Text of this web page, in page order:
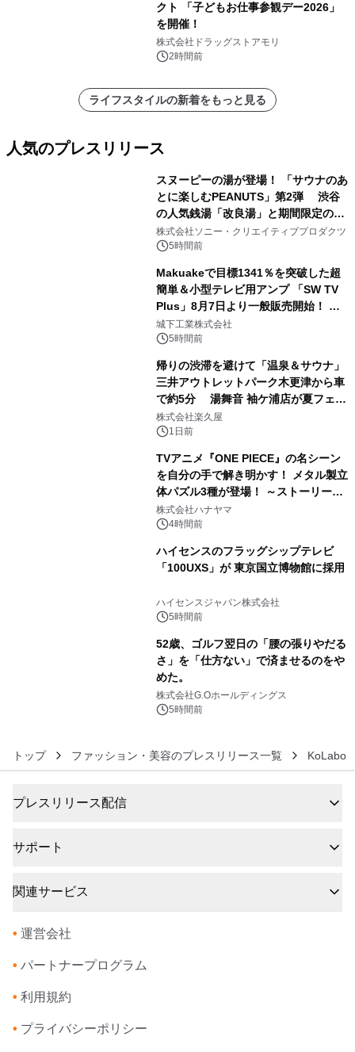
クト 「子どもお仕事参観デー2026」
を開催！
株式会社ドラッグストアモリ
2時間前
ライフスタイルの新着をもっと見る
人気のプレスリリース
スヌーピーの湯が登場！ 「サウナのあ
とに楽しむPEANUTS」第2弾 渋谷
の人気銭湯「改良湯」と期間限定のコ
ラボレーション サウナイキタイコラ
ボグッズも発売決定！
株式会社ソニー・クリエイティブプロダクツ
5時間前
Makuakeで目標1341％を突破した超
簡単＆小型テレビ用アンプ 「SW TV
Plus」8月7日より一般販売開始！ ケ
ーブル1本つなぐだけ、テレビの音が
ぐっと豊かに
城下工業株式会社
5時間前
帰りの渋滞を避けて「温泉＆サウナ」
三井アウトレットパーク木更津から車
で約5分 湯舞音 袖ケ浦店が夏フェア
メニューを提供
株式会社楽久屋
1日前
TVアニメ『ONE PIECE』の名シーン
を自分の手で解き明かす！ メタル製立
体パズル3種が登場！ ～ストーリーと
ギミックが融合した 大人の体験型パズ
ルが8月7日(金)12時より先行予約受付
株式会社ハナヤマ
4時間前
ハイセンスのフラッグシップテレビ
「100UXS」が 東京国立博物館に採用
ハイセンスジャパン株式会社
5時間前
52歳、ゴルフ翌日の「腰の張りやだる
さ」を「仕方ない」で済ませるのをや
めた。
株式会社G.Oホールディングス
5時間前
トップ ファッション・美容のプレスリリース一覧 KoLabo
プレスリリース配信
サポート
関連サービス
• 運営会社
• パートナープログラム
• 利用規約
• プライバシーポリシー